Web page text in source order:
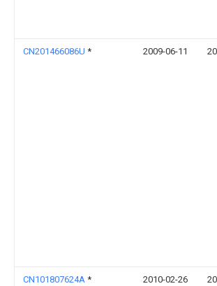
CN201466086U * 2009-06-11
CN101807624A * 2010-02-26